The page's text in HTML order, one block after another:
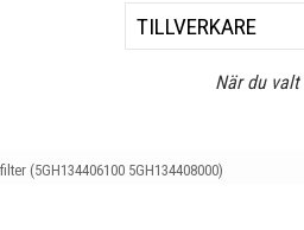
När du
(5GH134406100 5GH134408000)